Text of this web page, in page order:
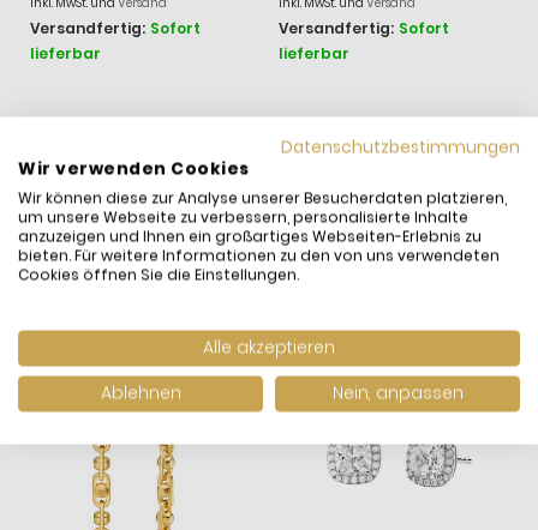
Versandfertig: Sofort
lieferbar
Versandfertig: Sofort
lieferbar
WIR HABEN ANDERE
PRODUKTE GEFUNDEN,
DIE IHNEN GEFALLEN
KÖNNTEN!
Datenschutzbestimmungen
Wir verwenden Cookies
Wir können diese zur Analyse unserer Besucherdaten platzieren,
um unsere Webseite zu verbessern, personalisierte Inhalte
anzuzeigen und Ihnen ein großartiges Webseiten-Erlebnis zu
bieten. Für weitere Informationen zu den von uns verwendeten
Cookies öffnen Sie die Einstellungen.
Alle akzeptieren
Ablehnen
Nein, anpassen